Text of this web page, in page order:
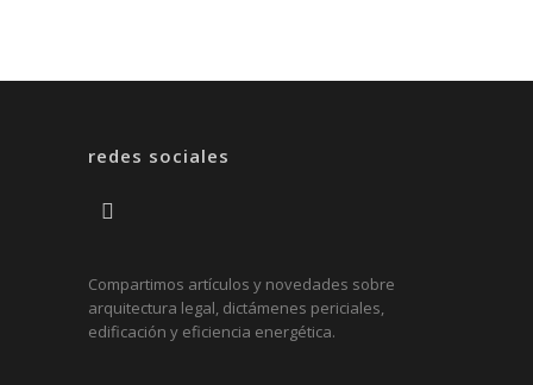
redes sociales
Compartimos artículos y novedades sobre
arquitectura legal, dictámenes periciales,
edificación y eficiencia energética.